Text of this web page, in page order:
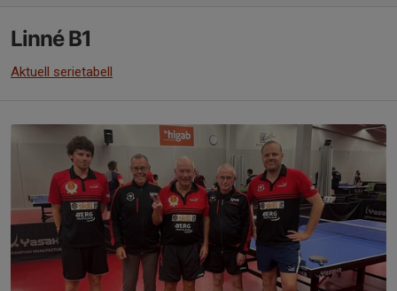
Linné B1
Aktuell serietabell